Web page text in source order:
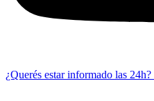
¿Querés estar informado las 24h?